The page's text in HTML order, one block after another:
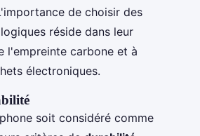
de choisir des
réside dans leur
l'empreinte carbone et à
électroniques.
soit considéré comme